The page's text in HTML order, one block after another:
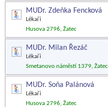
MUDr. Zdeňka Fencková
Lékaři
Husova 2796, Žatec
MUDr. Milan Řezáč
Lékaři
Smetanovo náměstí 1379, Žatec
MUDr. Soňa Palánová
Lékaři
Husova 2796, Žatec